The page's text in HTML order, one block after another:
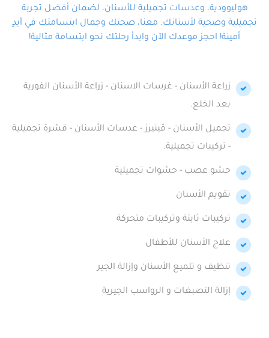
هوليوودية، وعدسات تجميلية للأسنان، لضمان أفضل تجربة
تجميلية وصحية لأسنانك. معنا، صحتك وجمال ابتسامتك في أيدٍ
أمينة! احجز موعدك الآن وابدأ رحلتك نحو ابتسامة مثالية!
زراعة الأسنان - غرسات الاسنان - زراعة الأسنان الفورية
بعد الخلع.
تجميل الأسنان - ڤينيرز - عدسات الأسنان - قشرة تجميلية
- تركيبات تجميلية.
حشو عصب - حشوات تجميلية
تقويم الأسنان
تركيبات ثابتة وتركيبات متحركة
علاج الأسنان للأطفال
تنظيف و تلميع الأسنان وإزالة الجير
إزالة التصبغات و الرواسب الجيرية